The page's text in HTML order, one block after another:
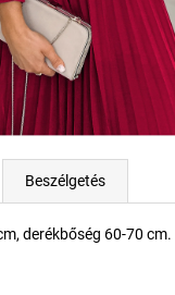
Beszélgetés
derékbőség 60-70 cm.